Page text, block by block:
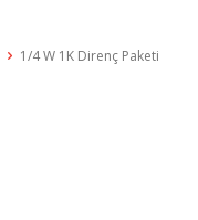
1/4 W 1K Direnç Paketi